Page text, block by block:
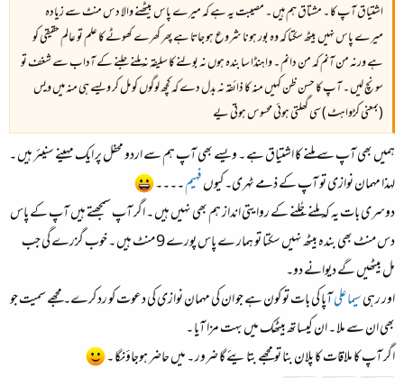
اشتیاق آپ کا ۔ مشتاق ہم ہیں ۔ مصیبت یہ ہے کہ میرے پاس بیٹھنے والا دس منٹ سے زیادہ
میرے پاس نہیں بیٹھ سکتا کہ وہ بور ہونا شروع ہو جاتا ہے پھر کھرے کھوٹے کا علم تو عالم حقیقی کو
ہے ورنہ من آنم کہ من دانم ۔ واہنڈا سا بندہ ہوں نہ بولنے کا سلیقہ نہ ملنے جلنے کے آداب سے شغف تو
سونچ لیں ۔ آپ کا حسن ظن کہیں منہ کا ذائقہ نہ بدل دے کہ کچھ لوگوں کو مل کر ویسے ہی منہ میں ویس
(بمعنی کڑواہٹ ) سی گھلتی ہوئی محسوس ہوتی یے
ہمیں بھی آپ سے ملنے کا اشتیاق ہے ۔ ویسے بھی آپ ہم سے اردو محفل پر ایک مہینے سنیئر ہیں ۔
لہذا مہمان نوازی تو آپ کے ذمے ٹہری۔ کیوںفہیم۔۔۔۔
دوسری بات یہ کہ ملنے جُلنے کے روایتی انداز ہم بھی نہیں ہیں ۔ اگر آپ سمجھتے ہیں آپ کے پاس
دس منٹ بھی بندہ بیٹھ نہیں سکتا تو ہمار ے پاس پورے 9 منٹ ہیں ۔ خوب گزرے گی جب
مل بیٹھیں گے دیوانے دو۔
اور رہیسیما علیآپا کی بات تو کون ہے جو ان کی مہمان نوازی کی دعوت کو رد کرے۔ مجھے سمیت جو
بھی ان سے ملا ۔ ان کیساتھ بیٹھک میں بہت مزا آیا ۔
اگر آپ کا ملاقات کا پلان بنا تو مجھے بتایئے گا ضرور ۔ میں حاضر ہوجاؤنگا ۔